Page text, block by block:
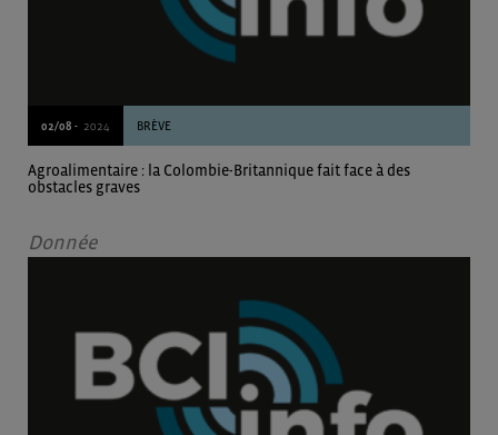
02/08 - 2024 BRÈVE
Agroalimentaire : la Colombie-Britannique fait face à des
obstacles graves
Donnée